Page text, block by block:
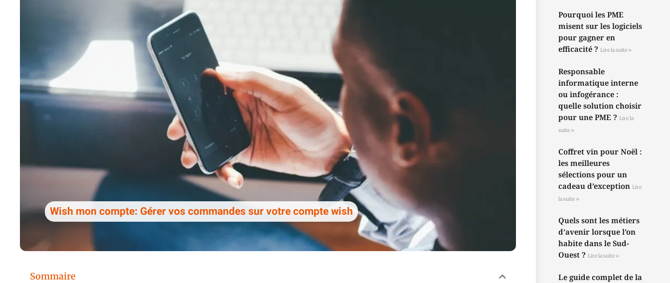
Wish mon compte: Gérer vos commandes sur votre compte wish
Sommaire
Pourquoi les PME
misent sur les logiciels
pour gagner en
efficacité ?Lire la suite »
Responsable
informatique interne
ou infogérance :
quelle solution choisir
pour une PME ?Lire la
suite »
Coffret vin pour Noël :
les meilleures
sélections pour un
cadeau d’exceptionLire
la suite »
Quels sont les métiers
d’avenir lorsque l’on
habite dans le Sud-
Ouest ?Lire la suite »
Le guide complet de la